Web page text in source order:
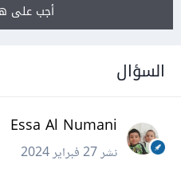
أجب على
السؤال
Essa Al Numani
نشر27 فبراير 2024